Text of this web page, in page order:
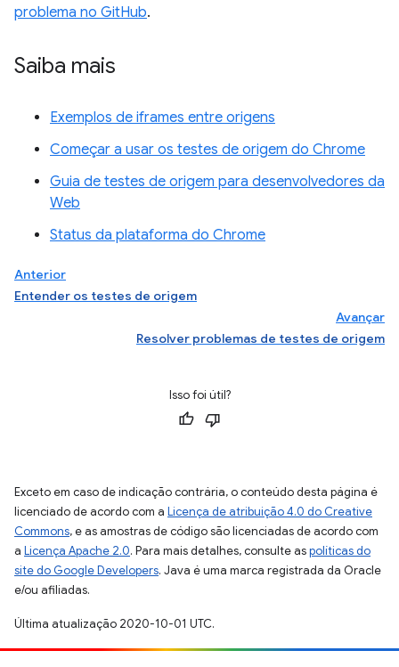
problema no GitHub.
Saiba mais
Exemplos de iframes entre origens
Começar a usar os testes de origem do Chrome
Guia de testes de origem para desenvolvedores da
Web
Status da plataforma do Chrome
Anterior
Entender os testes de origem
Avançar
Resolver problemas de testes de origem
Isso foi útil?
Exceto em caso de indicação contrária, o conteúdo desta página é
licenciado de acordo com a Licença de atribuição 4.0 do Creative
Commons, e as amostras de código são licenciadas de acordo com
a Licença Apache 2.0. Para mais detalhes, consulte aspolíticas do
site do Google Developers. Java é uma marca registrada da Oracle
e/ou afiliadas.
Última atualização 2020-10-01 UTC.